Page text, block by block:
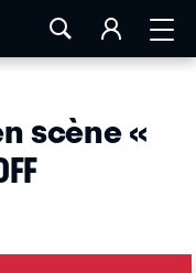
LA ROCHELLE
scène «